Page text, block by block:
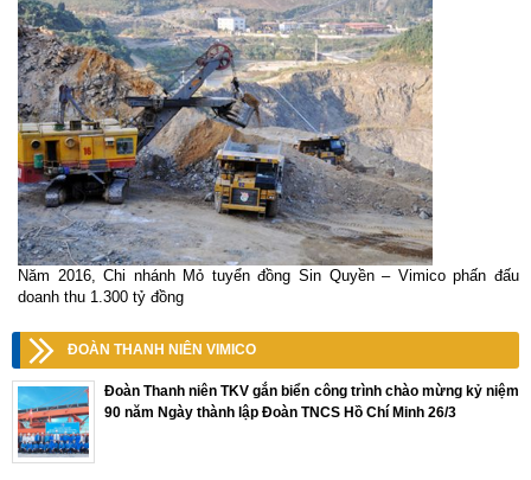
Năm 2016, Chi nhánh Mỏ tuyển đồng Sin Quyền – Vimico phấn đấu
doanh thu 1.300 tỷ đồng
ĐOÀN THANH NIÊN VIMICO
Đoàn Thanh niên TKV gắn biển công trình chào mừng kỷ niệm
90 năm Ngày thành lập Đoàn TNCS Hồ Chí Minh 26/3